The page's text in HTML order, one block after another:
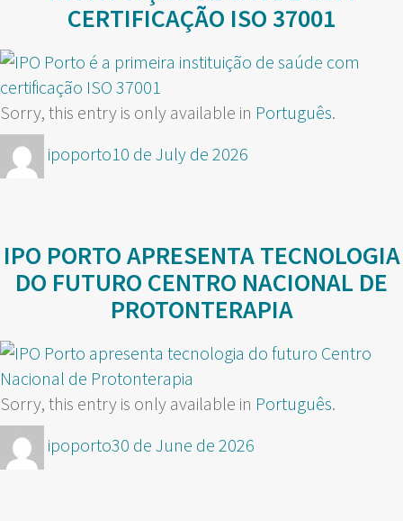
CERTIFICAÇÃO ISO 37001
Sorry, this entry is only available in Português.
Author
ipoportoPosted
10 de July de 2026
IPO PORTO APRESENTA TECNOLOGIA
DO FUTURO CENTRO NACIONAL DE
PROTONTERAPIA
Sorry, this entry is only available in Português.
Author
ipoportoPosted
30 de June de 2026